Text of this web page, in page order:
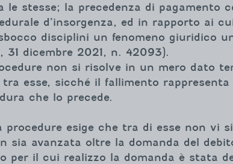
le stesse; la precedenza di pagamento
d’insorgenza, ed in rapporto ai
disciplini un fenomeno giuridico
dicembre 2021, n. 42093).
non si risolve in un mero dato
esse, sicché il fallimento rappresenta
che lo precede.
esige che tra di esse non vi
sia avanzata oltre la domanda del
per il cui realizzo la domanda è stata